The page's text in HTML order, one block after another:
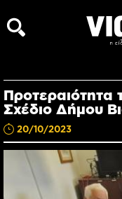
Προτεραιότητα
Σχέδιο Δήμου
20/10/2023